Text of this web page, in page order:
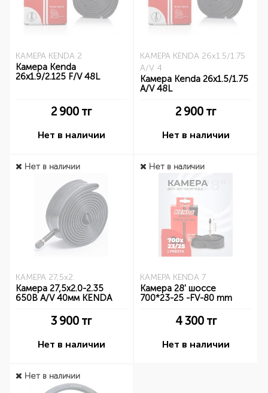
КАМЕРА KENDA 2
Камера Kenda
26x1.9/2.125 F/V 48L
2 900 тг
Нет в наличии
КАМЕРА KENDA 26x1.5/1.75
A/V 4
Камера Kenda 26x1.5/1.75
A/V 48L
2 900 тг
Нет в наличии
Нет в наличии
КАМЕРА 27,5x2.
Камера 27,5x2.0-2.35
650B A/V 40мм KENDA
3 900 тг
Нет в наличии
Нет в наличии
КАМЕРА KENDA 7
Камера 28' шоссе
700*23-25 -FV-80 mm
4 300тг
Нет в наличии
Нет в наличии